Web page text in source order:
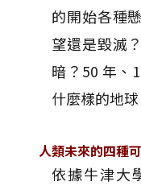
的開始各種
望還是毀滅
暗？50 年、
什麼樣的地球
人類未來的四種
依據牛津大